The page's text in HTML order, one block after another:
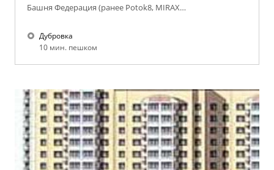
Башня Федерация (ранее Potok8, MIRAX GROUP, NAZVANIE.NET)
Дубровка
10 мин. пешком